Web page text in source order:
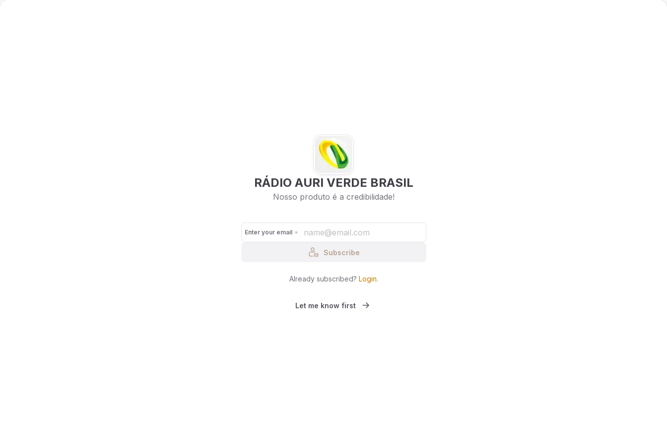
RÁDIO AURI VERDE BRASIL
Nosso produto é a credibilidade!
Enter your email
Subscribe
Already subscribed? Login.
Let me know first